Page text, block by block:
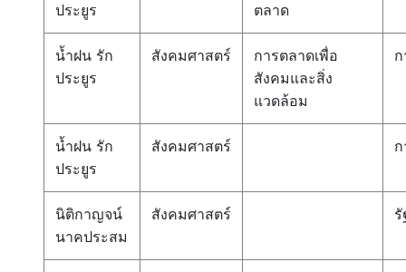
ประยูร
ตลาด
น้ำฝน รัก
ประยูร
สังคมศาสตร์
การตลาดเพื่อ
สังคมและสิ่ง
แวดล้อม
น้ำฝน รัก
ประยูร
สังคมศาสตร์
นิติกาญจน์
นาคประสม
สังคมศาสตร์